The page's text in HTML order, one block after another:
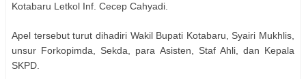
Kotabaru Letkol Inf. Cecep Cahyadi.
Apel tersebut turut dihadiri Wakil Bupati Kotabaru, Syairi Mukhlis,
unsur Forkopimda, Sekda, para Asisten, Staf Ahli, dan Kepala
SKPD.